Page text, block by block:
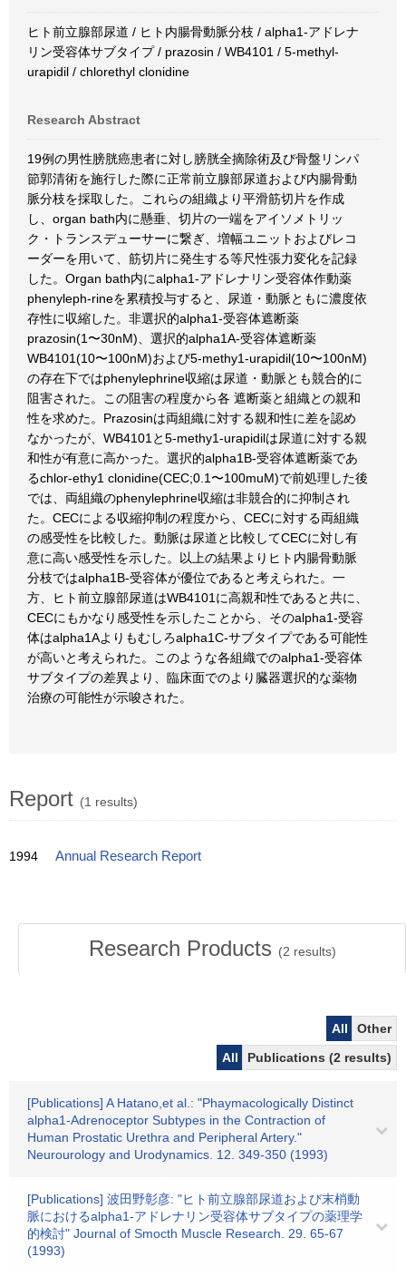
ヒト前立腺部尿道 / ヒト内腸骨動脈分枝 / alpha1-アドレナ
リン受容体サブタイプ / prazosin / WB4101 / 5-methyl-
urapidil / chlorethyl clonidine
Research Abstract
19例の男性膀胱癌患者に対し膀胱全摘除術及び骨盤リンパ
節郭清術を施行した際に正常前立腺部尿道および内腸骨動
脈分枝を採取した。これらの組織より平滑筋切片を作成
し、organ bath内に懸垂、切片の一端をアイソメトリッ
ク・トランスデューサーに繋ぎ、増幅ユニットおよびレコ
ーダーを用いて、筋切片に発生する等尺性張力変化を記録
した。Organ bath内にalpha1-アドレナリン受容体作動薬
phenyleph-rineを累積投与すると、尿道・動脈ともに濃度依
存性に収縮した。非選択的alpha1-受容体遮断薬
prazosin(1〜30nM)、選択的alpha1A-受容体遮断薬
WB4101(10〜100nM)および5-methy1-urapidil(10〜100nM)
の存在下ではphenylephrine収縮は尿道・動脈とも競合的に
阻害された。この阻害の程度から各 遮断薬と組織との親和
性を求めた。Prazosinは両組織に対する親和性に差を認め
なかったが、WB4101と5-methy1-urapidilは尿道に対する親
和性が有意に高かった。選択的alpha1B-受容体遮断薬であ
るchlor-ethy1 clonidine(CEC;0.1〜100muM)で前処理した後
では、両組織のphenylephrine収縮は非競合的に抑制され
た。CECによる収縮抑制の程度から、CECに対する両組織
の感受性を比較した。動脈は尿道と比較してCECに対し有
意に高い感受性を示した。以上の結果よりヒト内腸骨動脈
分枝ではalpha1B-受容体が優位であると考えられた。一
方、ヒト前立腺部尿道はWB4101に高親和性であると共に、
CECにもかなり感受性を示したことから、そのalpha1-受容
体はalpha1Aよりもむしろalpha1C-サブタイプである可能性
が高いと考えられた。このような各組織でのalpha1-受容体
サブタイプの差異より、臨床面でのより臓器選択的な薬物
治療の可能性が示唆された。
Report (1 results)
1994 Annual Research Report
Research Products (2 results)
All
Other
All
Publications (2 results)
[Publications] A Hatano,et al.: "Phaymacologically Distinct
alpha1-Adrenoceptor Subtypes in the Contraction of
Human Prostatic Urethra and Peripheral Artery."
Neurourology and Urodynamics. 12. 349-350 (1993)
[Publications] 波田野彰彦: "ヒト前立腺部尿道および末梢動
脈におけるalpha1-アドレナリン受容体サブタイプの薬理学
的検討" Journal of Smocth Muscle Research. 29. 65-67
(1993)